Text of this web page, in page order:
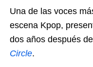
Una de las voces
escena Kpop,
dos años después
Circle.